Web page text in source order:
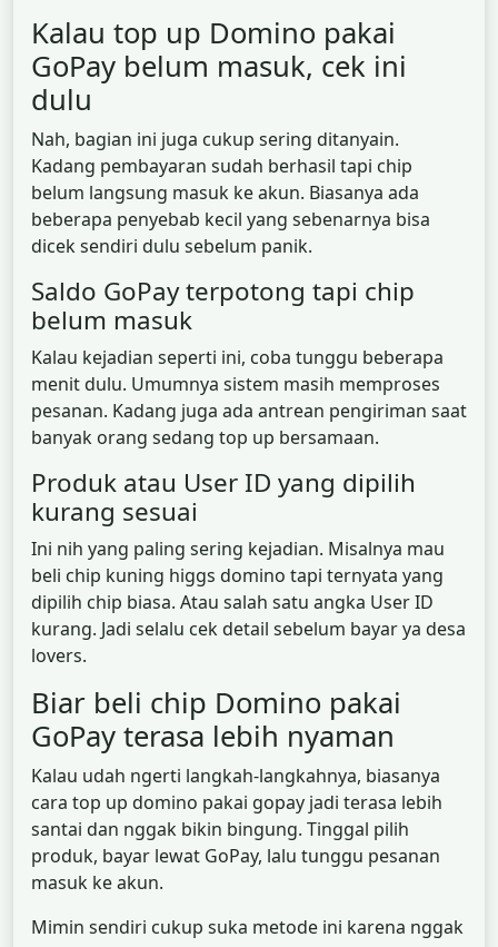
Kalau top up Domino pakai
GoPay belum masuk, cek ini
dulu
Nah, bagian ini juga cukup sering ditanyain.
Kadang pembayaran sudah berhasil tapi chip
belum langsung masuk ke akun. Biasanya ada
beberapa penyebab kecil yang sebenarnya bisa
dicek sendiri dulu sebelum panik.
Saldo GoPay terpotong tapi chip
belum masuk
Kalau kejadian seperti ini, coba tunggu beberapa
menit dulu. Umumnya sistem masih memproses
pesanan. Kadang juga ada antrean pengiriman saat
banyak orang sedang top up bersamaan.
Produk atau User ID yang dipilih
kurang sesuai
Ini nih yang paling sering kejadian. Misalnya mau
beli chip kuning higgs domino tapi ternyata yang
dipilih chip biasa. Atau salah satu angka User ID
kurang. Jadi selalu cek detail sebelum bayar ya desa
lovers.
Biar beli chip Domino pakai
GoPay terasa lebih nyaman
Kalau udah ngerti langkah-langkahnya, biasanya
cara top up domino pakai gopay jadi terasa lebih
santai dan nggak bikin bingung. Tinggal pilih
produk, bayar lewat GoPay, lalu tunggu pesanan
masuk ke akun.
Mimin sendiri cukup suka metode ini karena nggak